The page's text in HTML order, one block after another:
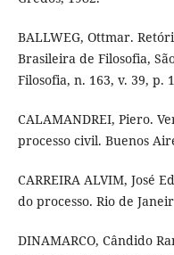
BALLWEG, Ottmar.
Brasileira de Filosofia,
Filosofia, n. 163, v. 39, p.
CALAMANDREI, Piero.
processo civil. Buenos
CARREIRA ALVIM, José
do processo. Rio de
DINAMARCO, Cândido